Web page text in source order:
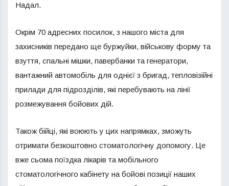
Надал.
Окрім 70 адресних посилок, з нашого міста для
захисників передано ще буржуйки, військову форму та
взуття, спальні мішки, павербанки та генератори,
вантажний автомобіль для однієї з бригад, тепловізійні
прилади для підрозділів, які перебувають на лінії
розмежування бойових дій.
Також бійці, які воюють у цих напрямках, зможуть
отримати безкоштовно стоматологічну допомогу. Це
вже сьома поїздка лікарів та мобільного
стоматологічного кабінету на бойові позиції наших